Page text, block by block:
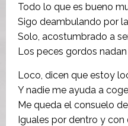
Todo lo que es bueno
Sigo deambulando por
Solo, acostumbrado a
Los peces gordos
Loco, dicen que estoy
Y nadie me ayuda a
Me queda el consuelo
Iguales por dentro y